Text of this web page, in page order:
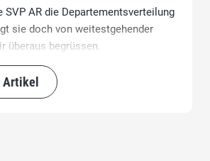
SVP AR die Departementsverteilung
sie doch von weitestgehender
überaus begrüssen.
Artikel